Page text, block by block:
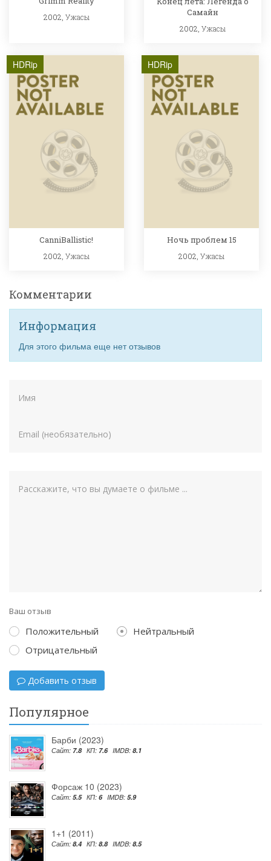
2002, Ужасы
Самайн
2002,Ужасы
HDRip
CanniBallistic!
2002, Ужасы
HDRip
Ночь проблем 15
2002,Ужасы
Комментарии
Информация
Для этого фильма еще нет отзывов
Ваш отзыв
Положительный
Нейтральный
Отрицательный
Добавить отзыв
Популярное
Барби (2023)
Сайт: 7.8 КП: 7.6 IMDB: 8.1
Форсаж 10 (2023)
Сайт: 5.5 КП: 6 IMDB: 5.9
1+1 (2011)
Сайт: 8.4 КП: 8.8 IMDB: 8.5